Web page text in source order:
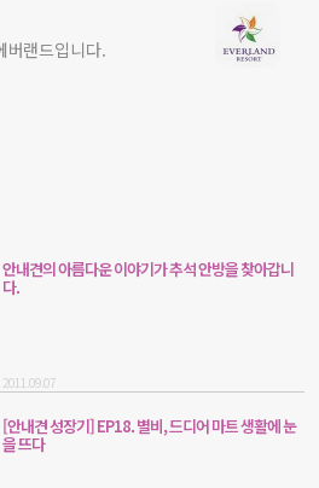
버랜드입니다.
안내견의 아름다운 이야기가 추석 안방을 찾아갑니
다.
2011.09.07
[안내견 성장기] EP18. 별비, 드디어 마트 생활에 눈
을 뜨다